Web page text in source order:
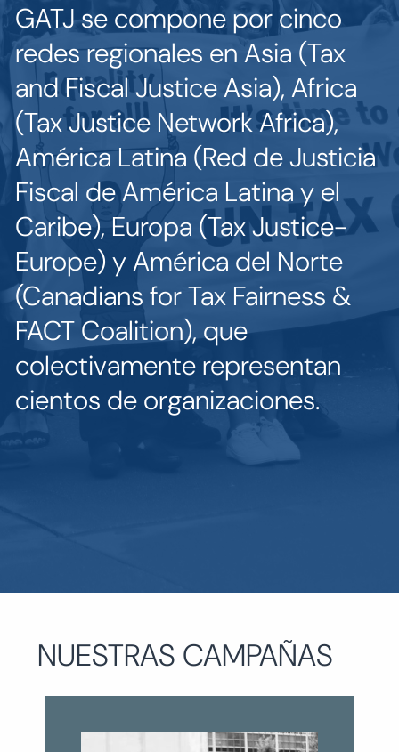
GATJ se compone por cinco
redes regionales en Asia (Tax
and Fiscal Justice Asia), Africa
(Tax Justice Network Africa),
América Latina (Red de Justicia
Fiscal de América Latina y el
Caribe), Europa (Tax Justice-
Europe) y América del Norte
(Canadians for Tax Fairness &
FACT Coalition), que
colectivamente representan
cientos de organizaciones.
NUESTRAS CAMPAÑAS